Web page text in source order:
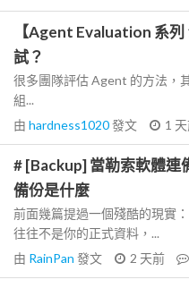
【Agent Evaluation 系
試？
很多團隊評估 Agent 的方法，
組...
由 hardness1020發文 1
# [Backup] 當勒索軟體連
備份是什麼
前面幾篇提過一個殘酷的現實
往往不是你的正式資料，...
由 RainPan 發文 2 天前